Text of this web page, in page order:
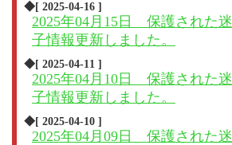
◆[ 2025-04-16 ]
2025年04月15日 保護された迷
子情報更新しました。
◆[ 2025-04-11 ]
2025年04月10日 保護された迷
子情報更新しました。
◆[ 2025-04-10 ]
2025年04月09日 保護された迷